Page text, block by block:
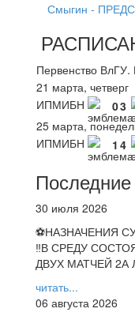
Смыгин -
Первенство
21 марта, четверг
ИПМИБН
03
25 марта,
ИПМИБН
1 4
30 июля 2026
⚽НАЗНАЧЕНИЯ
‼В СРЕДУ
ДВУХ МАТЧЕЙ
читать...
06 августа 2026